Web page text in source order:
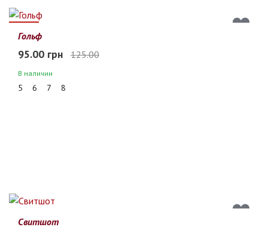
24%
Гольф
95.00 грн 125.00
В наличии
5 6 7 8
Свитшот